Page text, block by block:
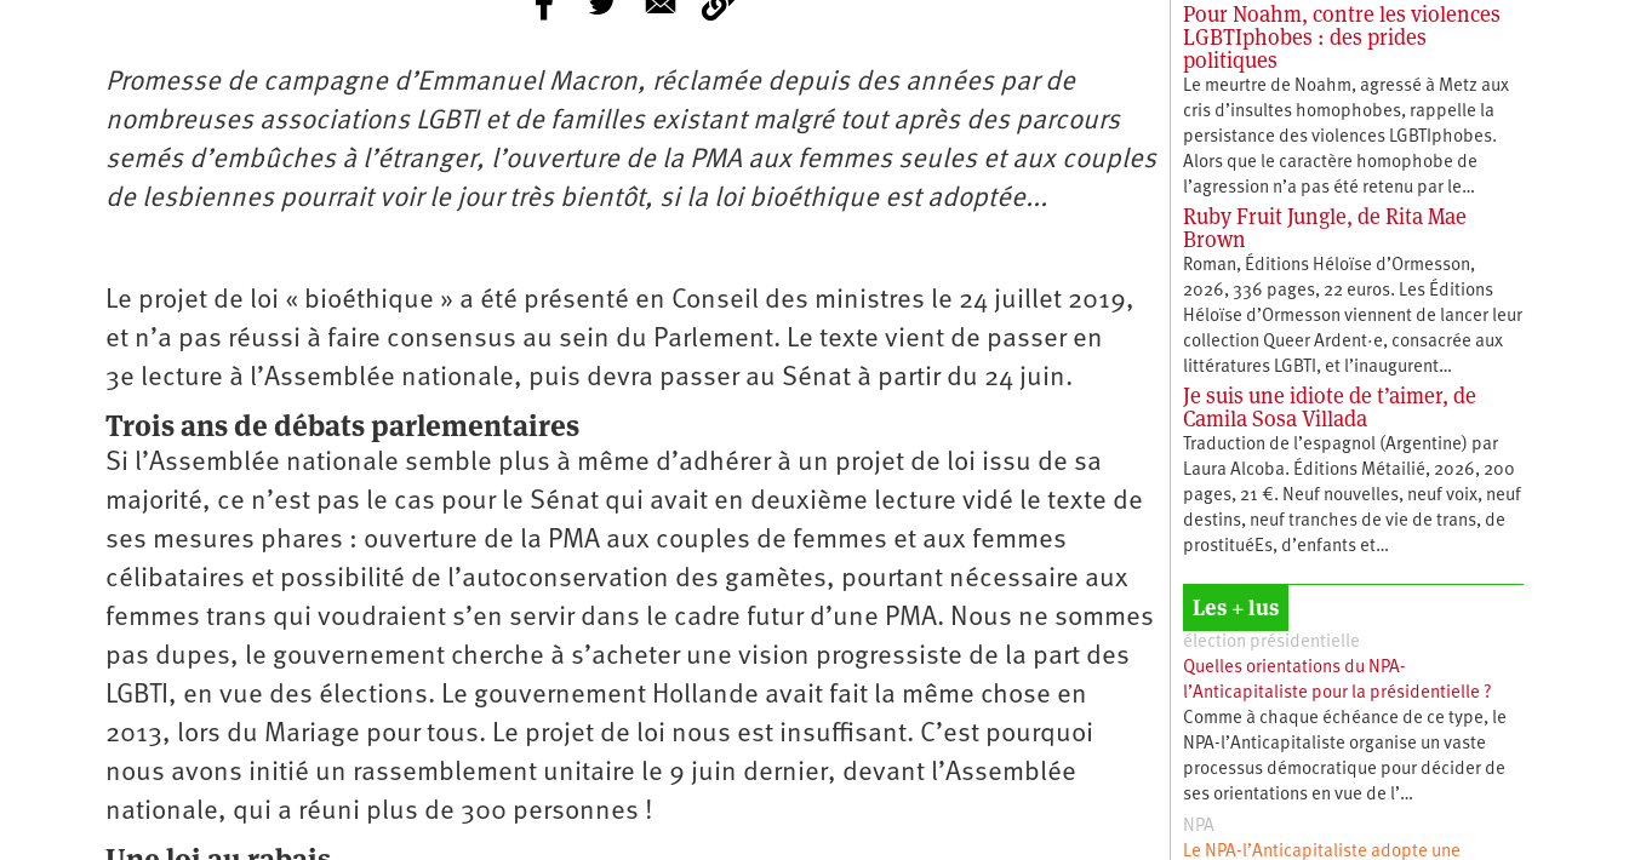
Promesse de campagne d’Emmanuel Macron, réclamée depuis des années par de
nombreuses associations LGBTI et de familles existant malgré tout après des parcours
semés d’embûches à l’étranger, l’ouverture de la PMA aux femmes seules et aux couples
de lesbiennes pourrait voir le jour très bientôt, si la loi bioéthique est adoptée...
Le projet de loi « bio­éthique » a été présenté en Conseil des ministres le 24 juillet 2019,
et n’a pas réussi à faire consensus au sein du Parlement. Le texte vient de passer en
3e lecture à l’Assemblée nationale, puis devra passer au Sénat à partir du 24 juin.
Trois ans de débats parlementaires
Si l’Assemblée nationale semble plus à même d’adhérer à un projet de loi issu de sa
majorité, ce n’est pas le cas pour le Sénat qui avait en deuxième lecture vidé le texte de
ses mesures phares : ouverture de la PMA aux couples de femmes et aux femmes
célibataires et possibilité de l’auto­conservation des gamètes, pourtant nécessaire aux
femmes trans qui voudraient s’en servir dans le cadre futur d’une PMA. Nous ne sommes
pas dupes, le gouvernement cherche à s’acheter une vision progressiste de la part des
LGBTI, en vue des élections. Le gouvernement Hollande avait fait la même chose en
2013, lors du Mariage pour tous. Le projet de loi nous est insuffisant. C’est pourquoi
nous avons initié un rassemblement unitaire le 9 juin dernier, devant l’Assemblée
nationale, qui a réuni plus de 300 personnes !
Pour Noahm, contre les violences
LGBTIphobes : des prides
politiques
Le meurtre de Noahm, agressé à Metz aux
cris d’insultes homophobes, rappelle la
persistance des violences LGBTIphobes.
Alors que le caractère homophobe de
l’agression n’a pas été retenu par le…
Ruby Fruit Jungle, de Rita Mae
Brown
Roman, Éditions Héloïse d’Ormesson,
2026, 336 pages, 22 euros. Les Éditions
Héloïse d’Ormesson viennent de lancer leur
collection Queer Ardent·e, consacrée aux
littératures LGBTI, et l’inaugurent…
Je suis une idiote de t’aimer, de
Camila Sosa Villada
Traduction de l’espagnol (Argentine) par
Laura Alcoba. Éditions Métailié, 2026, 200
pages, 21 €. Neuf nouvelles, neuf voix, neuf
destins, neuf tranches de vie de trans, de
prostituéEs, d’enfants et…
Les + lus
élection présidentielle
Quelles orientations du NPA-
l’Anticapitaliste pour la présidentielle ?
Comme à chaque échéance de ce type, le
NPA-l’Anticapitaliste organise un vaste
processus démocratique pour décider de
ses orientations en vue de l’…
NPA
Le NPA-l’Anticapitaliste adopte une